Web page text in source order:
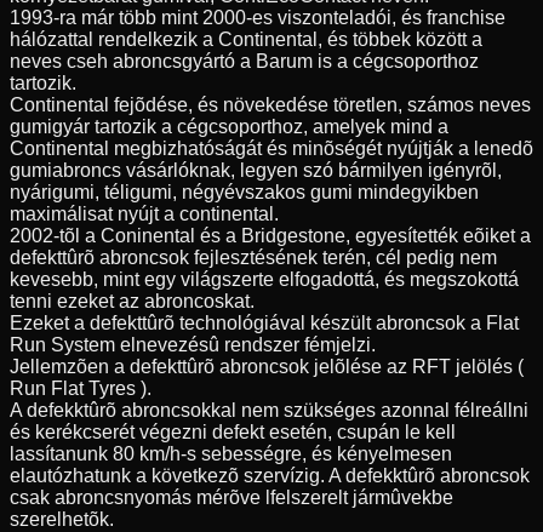
1993-ra már több mint 2000-es viszonteladói, és franchise
hálózattal rendelkezik a Continental, és többek között a
neves cseh abroncsgyártó a Barum is a cégcsoporthoz
tartozik.
Continental fejõdése, és növekedése töretlen, számos neves
gumigyár tartozik a cégcsoporthoz, amelyek mind a
Continental megbizhatóságát és minõségét nyújtják a lenedõ
gumiabroncs vásárlóknak, legyen szó bármilyen igényrõl,
nyárigumi, téligumi, négyévszakos gumi mindegyikben
maximálisat nyújt a continental.
2002-tõl a Coninental és a Bridgestone, egyesítették eõiket a
defekttûrõ abroncsok fejlesztésének terén, cél pedig nem
kevesebb, mint egy világszerte elfogadottá, és megszokottá
tenni ezeket az abroncoskat.
Ezeket a defekttûrõ technológiával készült abroncsok a Flat
Run System elnevezésû rendszer fémjelzi.
Jellemzõen a defekttûrõ abroncsok jelõlése az RFT jelölés (
Run Flat Tyres ).
A defekktûrõ abroncsokkal nem szükséges azonnal félreállni
és kerékcserét végezni defekt esetén, csupán le kell
lassítanunk 80 km/h-s sebességre, és kényelmesen
elautózhatunk a következõ szervízig. A defekktûrõ abroncsok
csak abroncsnyomás mérõve lfelszerelt jármûvekbe
szerelhetõk.